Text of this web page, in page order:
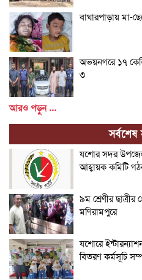
বাঘারপাড়ায় মা-
অভয়নগরে ১৭
৩
আরও পড়ুন ...
সর্বশেষ
যশোর সদর
আহ্বায়ক কমিটি
৯ম শ্রেণীর ছাত্রীর
মণিরামপুরে
যশোরে
বিতরণ কর্মসূচি